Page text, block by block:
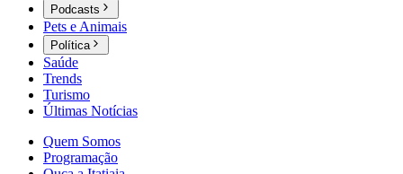
Podcasts
Pets e Animais
Política
Saúde
Trends
Turismo
Últimas Notícias
Quem Somos
Programação